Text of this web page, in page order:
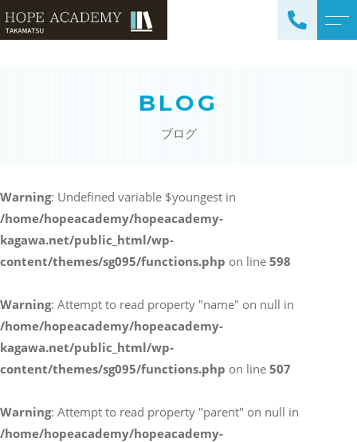
（4科目）
中学生コース（5科目）
高校生コース（3科目）
英会話コース（幼児～小学
校低学年）
087-887-7663
BLOG
ブログ
Warning: Undefined variable $youngest in
/home/hopeacademy/hopeacademy-
kagawa.net/public_html/wp-
content/themes/sg095/functions.php on line 598
Warning: Attempt to read property "name" on null in
/home/hopeacademy/hopeacademy-
kagawa.net/public_html/wp-
content/themes/sg095/functions.php on line 507
Warning: Attempt to read property "parent" on null in
/home/hopeacademy/hopeacademy-